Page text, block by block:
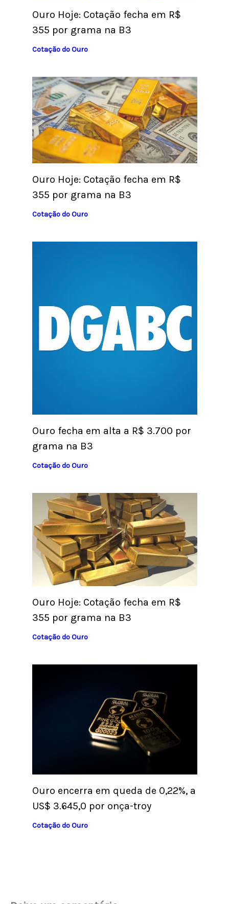
Ouro Hoje: Cotação fecha em R$
355 por grama na B3
Cotação do Ouro
Ouro Hoje: Cotação fecha em R$
355 por grama na B3
Cotação do Ouro
Ouro fecha em alta a R$ 3.700 por
grama na B3
Cotação do Ouro
Ouro Hoje: Cotação fecha em R$
355 por grama na B3
Cotação do Ouro
Ouro encerra em queda de 0,22%, a
US$ 3.645,0 por onça-troy
Cotação do Ouro